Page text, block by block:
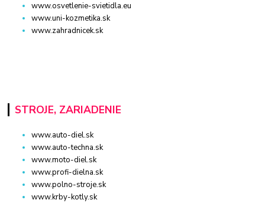
www.osvetlenie-svietidla.eu
www.uni-kozmetika.sk
www.zahradnicek.sk
STROJE, ZARIADENIE
www.auto-diel.sk
www.auto-techna.sk
www.moto-diel.sk
www.profi-dielna.sk
www.polno-stroje.sk
www.krby-kotly.sk